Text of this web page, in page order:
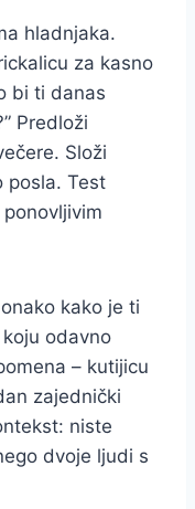
hladnjaka.
za kasno
bi ti danas
Predloži
Složi
posla. Test
kako je ti
odavno
– kutijicu
zajednički
niste
dvoje ljudi s